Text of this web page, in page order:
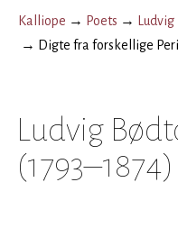
Kalliope → Poets →
→ Digte fra forskellige
Ludvig
(1793–1874)